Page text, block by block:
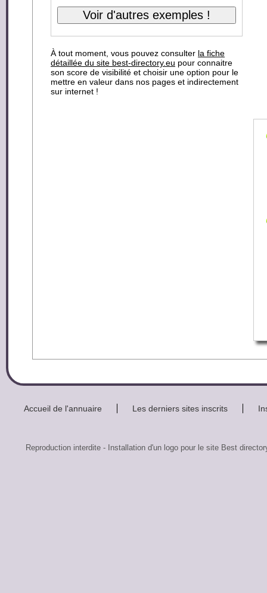
À tout moment, vous pouvez consulter la fiche
détaillée du site best-directory.eu pour connaitre
son score de visibilité et choisir une option pour le
mettre en valeur dans nos pages et indirectement
sur internet !
Accueil de l'annuaire Les derniers sites inscrits
Reproduction interdite - Installation d'un logo pour le site Best